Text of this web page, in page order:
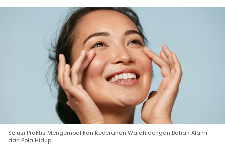
Solusi Praktis Mengembalikan Kecerahan Wajah dengan Bahan Alami
dan Pola Hidup